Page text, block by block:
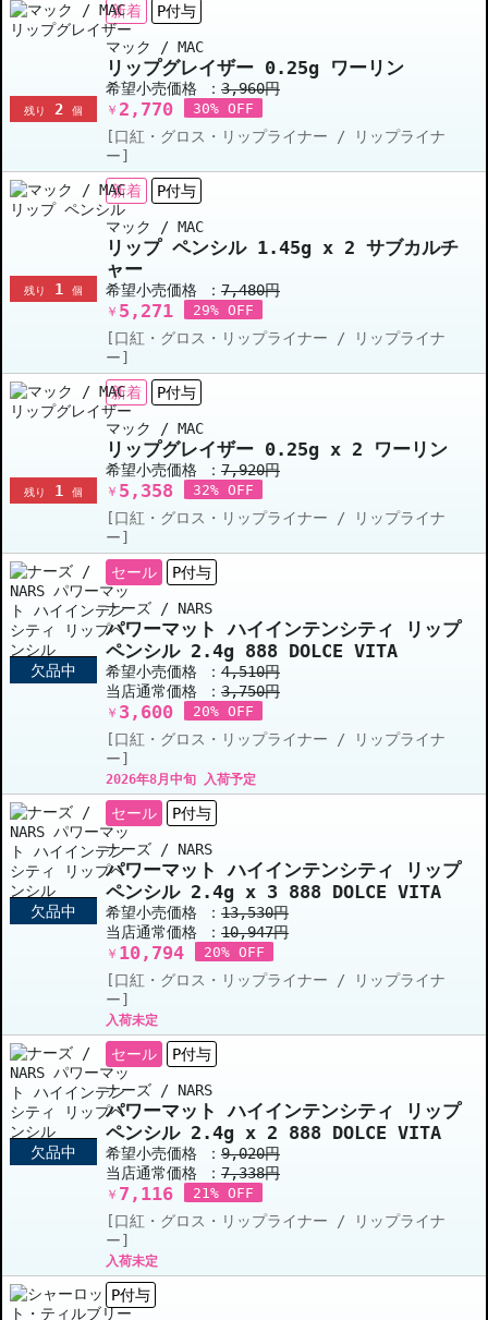
残り 2 個
新着 P付与
マック / MAC
リップグレイザー 0.25g ワーリン
希望小売価格 ： 3,960円
￥ 2,770 30% OFF
[口紅・グロス・リップライナー / リップライナ
ー]
残り 1 個
新着 P付与
マック / MAC
リップ ペンシル 1.45g x 2 サブカルチ
ャー
希望小売価格 ： 7,480円
￥ 5,271 29% OFF
[口紅・グロス・リップライナー / リップライナ
ー]
残り 1 個
新着 P付与
マック / MAC
リップグレイザー 0.25g x 2 ワーリン
希望小売価格 ： 7,920円
￥ 5,358 32% OFF
[口紅・グロス・リップライナー / リップライナ
ー]
欠品中
セール P付与
ナーズ / NARS
パワーマット ハイインテンシティ リップ
ペンシル 2.4g 888 DOLCE VITA
希望小売価格 ： 4,510円
当店通常価格 ： 3,750円
￥ 3,600 20% OFF
[口紅・グロス・リップライナー / リップライナ
ー]
2026年8月中旬 入荷予定
欠品中
セール P付与
ナーズ / NARS
パワーマット ハイインテンシティ リップ
ペンシル 2.4g x 3 888 DOLCE VITA
希望小売価格 ： 13,530円
当店通常価格 ： 10,947円
￥ 10,794 20% OFF
[口紅・グロス・リップライナー / リップライナ
ー]
入荷未定
欠品中
セール P付与
ナーズ / NARS
パワーマット ハイインテンシティ リップ
ペンシル 2.4g x 2 888 DOLCE VITA
希望小売価格 ： 9,020円
当店通常価格 ： 7,338円
￥ 7,116 21% OFF
[口紅・グロス・リップライナー / リップライナ
ー]
入荷未定
P付与